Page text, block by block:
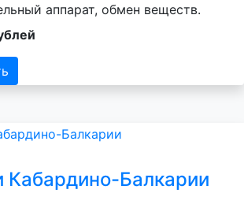
аппарат, обмен веществ.
Кабардино-Балкарии